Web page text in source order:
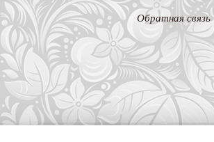
Обратная связь